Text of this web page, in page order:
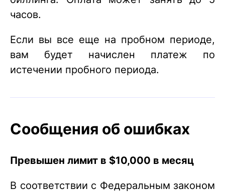
часов.
Если вы все еще на пробном периоде,
вам будет начислен платеж по
истечении пробного периода.
Сообщения об ошибках
Превышен лимит в $10,000 в месяц
В соответствии с Федеральным законом